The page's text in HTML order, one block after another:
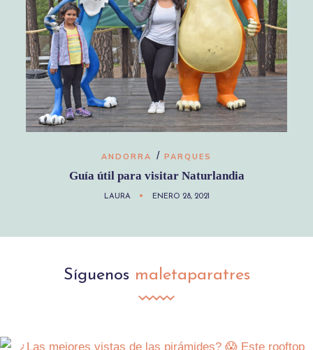
ANDORRA / PARQUES
Guía útil para visitar Naturlandia
LAURA ENERO 28, 2021
Síguenos maletaparatres